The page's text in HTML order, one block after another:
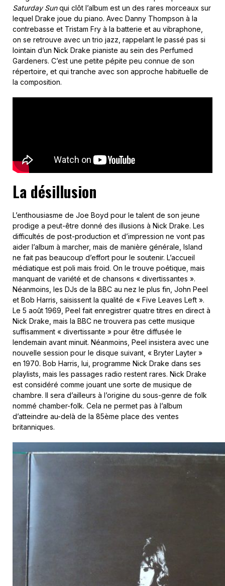
Saturday Sunqui clôt l’album est un des rares morceaux sur
lequel Drake joue du piano. Avec Danny Thompson à la
contrebasse et Tristam Fry à la batterie et au vibraphone,
on se retrouve avec un trio jazz, rappelant le passé pas si
lointain d’un Nick Drake pianiste au sein des Perfumed
Gardeners. C’est une petite pépite peu connue de son
répertoire, et qui tranche avec son approche habituelle de
la composition.
La désillusion
L’enthousiasme de Joe Boyd pour le talent de son jeune
prodige a peut-être donné des illusions à Nick Drake. Les
difficultés de post-production et d’impression ne vont pas
aider l’album à marcher, mais de manière générale, Island
ne fait pas beaucoup d’effort pour le soutenir. L’accueil
médiatique est poli mais froid. On le trouve poétique, mais
manquant de variété et de chansons « divertissantes ».
Néanmoins, les DJs de la BBC au nez le plus fin, John Peel
et Bob Harris, saisissent la qualité de « Five Leaves Left ».
Le 5 août 1969, Peel fait enregistrer quatre titres en direct à
Nick Drake, mais la BBC ne trouvera pas cette musique
suffisamment « divertissante » pour être diffusée le
lendemain avant minuit. Néanmoins, Peel insistera avec une
nouvelle session pour le disque suivant, « Bryter Layter »
en 1970. Bob Harris, lui, programme Nick Drake dans ses
playlists, mais les passages radio restent rares. Nick Drake
est considéré comme jouant une sorte de musique de
chambre. Il sera d’ailleurs à l’origine du sous-genre de folk
nommé chamber-folk. Cela ne permet pas à l’album
d’atteindre au-delà de la 85ème place des ventes
britanniques.